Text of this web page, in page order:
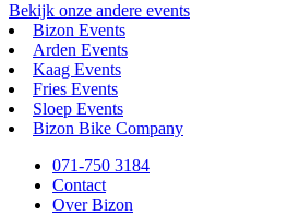
Bekijk onze andere events
Bizon Events
Arden Events
Kaag Events
Fries Events
Sloep Events
Bizon Bike Company
071-750 3184
Contact
Over Bizon